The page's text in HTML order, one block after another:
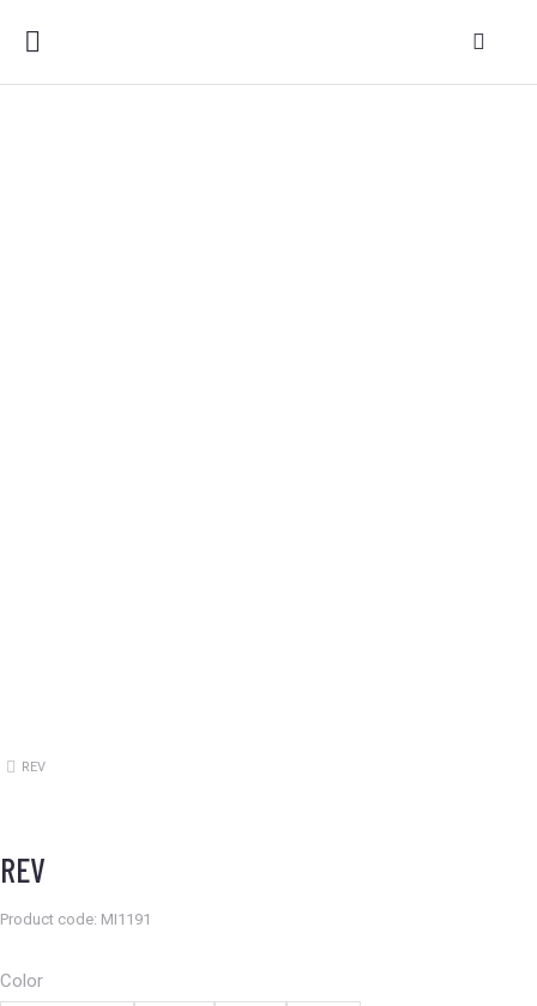
Estás aquí:
REV
REV
Product code: MI1191
Color